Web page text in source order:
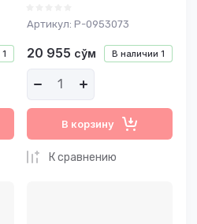
1
Артикул: P-0953073
В наличии 1
20 955 сўм
В корзину
К сравнению